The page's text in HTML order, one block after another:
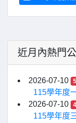
近月內熱門
2026-07-10
115學年度
2026-07-10
115學年度